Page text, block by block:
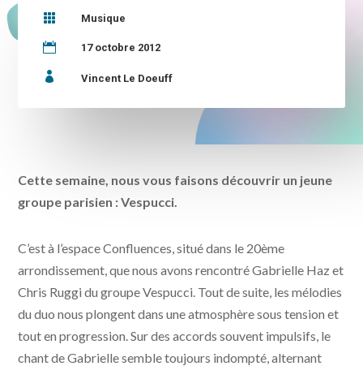
 Musique
 17 octobre 2012
 Vincent Le Doeuff
Cette semaine, nous vous faisons découvrir un jeune
groupe parisien : Vespucci.
C’est à l’espace Confluences, situé dans le 20ème
arrondissement, que nous avons rencontré Gabrielle Haz et
Chris Ruggi du groupe Vespucci. Tout de suite, les mélodies
du duo nous plongent dans une atmosphère sous tension et
tout en progression. Sur des accords souvent impulsifs, le
chant de Gabrielle semble toujours indompté, alternant